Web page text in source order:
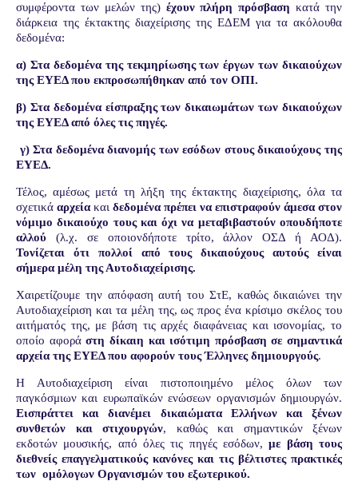
συμφέροντα των μελών της) έχουν πλήρη πρόσβαση κατά την
διάρκεια της έκτακτης διαχείρισης της ΕΔΕΜ για τα ακόλουθα
δεδομένα:
α) Στα δεδομένα της τεκμηρίωσης των έργων των δικαιούχων
της ΕΥΕΔ που εκπροσωπήθηκαν από τον ΟΠΙ.
β) Στα δεδομένα είσπραξης των δικαιωμάτων των δικαιούχων
της ΕΥΕΔ από όλες τις πηγές.
γ) Στα δεδομένα διανομής των εσόδων στους δικαιούχους της
ΕΥΕΔ.
Τέλος, αμέσως μετά τη λήξη της έκτακτης διαχείρισης, όλα τα
σχετικά αρχείακαι δεδομένα πρέπει να επιστραφούν άμεσα στον
νόμιμο δικαιούχο τους και όχι να μεταβιβαστούν οπουδήποτε
αλλού (λ.χ. σε οποιονδήποτε τρίτο, άλλον ΟΣΔ ή ΑΟΔ).
Τονίζεται ότι πολλοί από τους δικαιούχους αυτούς είναι
σήμερα μέλη της Αυτοδιαχείρισης.
Χαιρετίζουμε την απόφαση αυτή του ΣτΕ, καθώς δικαιώνει την
Αυτοδιαχείριση και τα μέλη της, ως προς ένα κρίσιμο σκέλος του
αιτήματός της, με βάση τις αρχές διαφάνειας και ισονομίας, το
οποίο αφοράστη δίκαιη και ισότιμη πρόσβαση σε σημαντικά
αρχεία της ΕΥΕΔ που αφορούν τους Έλληνες δημιουργούς.
Η Αυτοδιαχείριση είναι πιστοποιημένο μέλος όλων των
παγκόσμιων και ευρωπαϊκών ενώσεων οργανισμών δημιουργών.
Εισπράττει και διανέμει δικαιώματα Ελλήνων και ξένων
συνθετών και στιχουργών, καθώς και σημαντικών ξένων
εκδοτών μουσικής, από όλες τις πηγές εσόδων,με βάση τους
διεθνείς επαγγελματικούς κανόνες και τις βέλτιστες πρακτικές
των ομόλογων Οργανισμών του εξωτερικού.